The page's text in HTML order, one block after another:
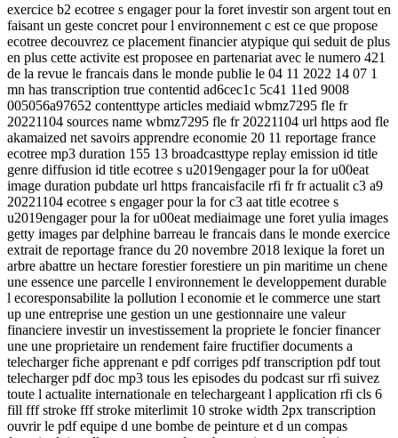
exercice b2 ecotree s engager pour la foret investir son argent tout en
faisant un geste concret pour l environnement c est ce que propose
ecotree decouvrez ce placement financier atypique qui seduit de plus
en plus cette activite est proposee en partenariat avec le numero 421
de la revue le francais dans le monde publie le 04 11 2022 14 07 1
mn has transcription true contentid ad6cec1c 5c41 11ed 9008
005056a97652 contenttype articles mediaid wbmz7295 fle fr
20221104 sources name wbmz7295 fle fr 20221104 url https aod fle
akamaized net savoirs apprendre economie 20 11 reportage france
ecotree mp3 duration 155 13 broadcasttype replay emission id title
genre diffusion id title ecotree s u2019engager pour la for u00eat
image duration pubdate url https francaisfacile rfi fr fr actualit c3 a9
20221104 ecotree s engager pour la for c3 aat title ecotree s
u2019engager pour la for u00eat mediaimage une foret yulia images
getty images par delphine barreau le francais dans le monde exercice
extrait de reportage france du 20 novembre 2018 lexique la foret un
arbre abattre un hectare forestier forestiere un pin maritime un chene
une essence une parcelle l environnement le developpement durable
l ecoresponsabilite la pollution l economie et le commerce une start
up une entreprise une gestion un une gestionnaire une valeur
financiere investir un investissement la propriete le foncier financer
une une proprietaire un rendement faire fructifier documents a
telecharger fiche apprenant e pdf corriges pdf transcription pdf tout
telecharger pdf doc mp3 tous les episodes du podcast sur rfi suivez
toute l actualite internationale en telechargeant l application rfi cls 6
fill fff stroke fff stroke miterlimit 10 stroke width 2px transcription
ouvrir le pdf equipe d une bombe de peinture et d un compas